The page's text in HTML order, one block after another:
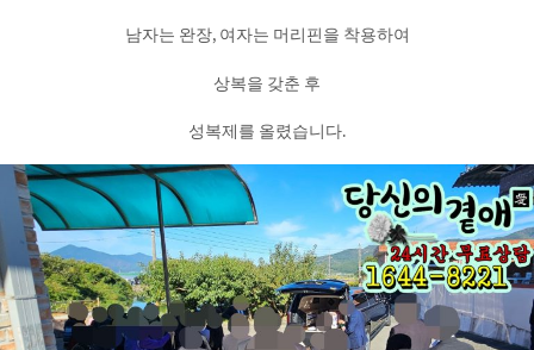
남자는 완장, 여자는 머리핀을 착용하여
상복을 갖춘 후
성복제를 올렸습니다.